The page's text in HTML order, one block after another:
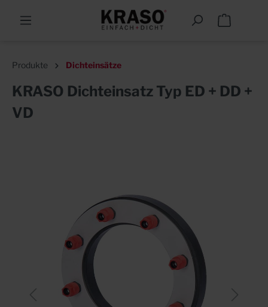
Produkte Dichteinsätze
KRASO Dichteinsatz Typ ED + DD +
VD